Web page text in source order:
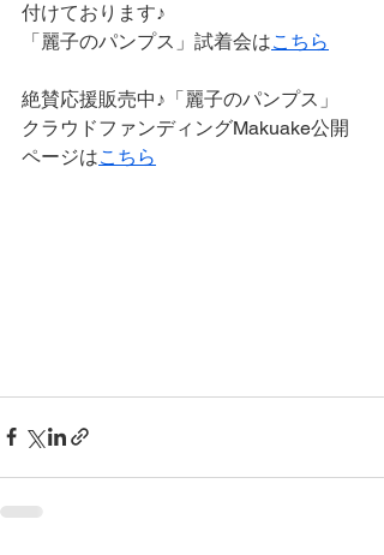
付けております♪
「麗子のパンプス」試着会はこちら
絶賛応援販売中♪「麗子のパンプス」
クラウドファンディングMakuake公開
ページはこちら